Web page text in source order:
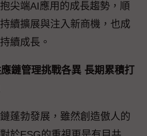
尖端AI應用的成長趨勢，順
續擴展與注入新商機，也成
續成長。
鏈管理挑戰各異 長期累積打
蓬勃發展，雖然創造傲人的